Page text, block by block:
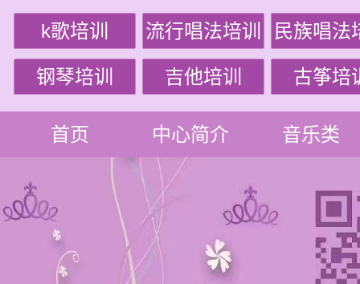
k歌培训 流行唱法培训 民族唱法
钢琴培训 吉他培训 古筝培
首页 中心简介 音乐类